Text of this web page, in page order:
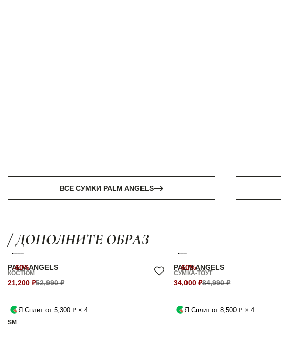
ВСЕ СУМКИ PALM ANGELS
/ ДОПОЛНИТЕ ОБРАЗ
-60%
PALM ANGELS
КОСТЮМ
21,200 ₽52,990 ₽
Я.Сплит от 5,300 ₽ × 4
SM
-60%
PALM ANGELS
СУМКА-ТОУТ
34,000 ₽84,990 ₽
Я.Сплит от 8,500 ₽ × 4